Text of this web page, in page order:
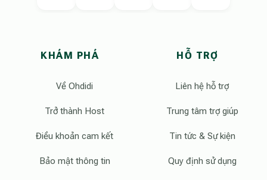
KHÁM PHÁ
Về Ohdidi
Trở thành Host
Điều khoản cam kết
Bảo mật thông tin
HỖ TRỢ
Liên hệ hỗ trợ
Trung tâm trợ giúp
Tin tức & Sự kiện
Quy định sử dụng